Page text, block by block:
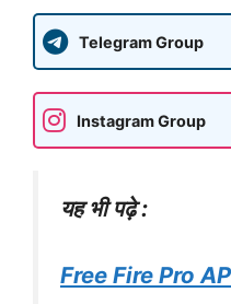
Telegram Group
Instagram Group
यह भी पढ़े :
Free Fire Pro